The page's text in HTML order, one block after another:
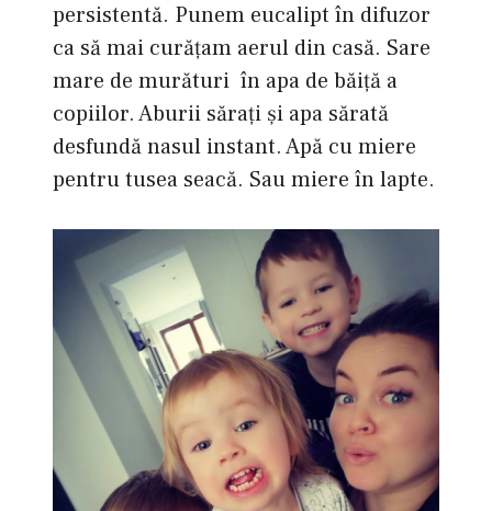
persistentă. Punem eucalipt în difuzor
ca să mai curăţam aerul din casă. Sare
mare de murături în apa de băiţă a
copiilor. Aburii săraţi și apa sărată
desfundă nasul instant. Apă cu miere
pentru tusea seacă. Sau miere în lapte.